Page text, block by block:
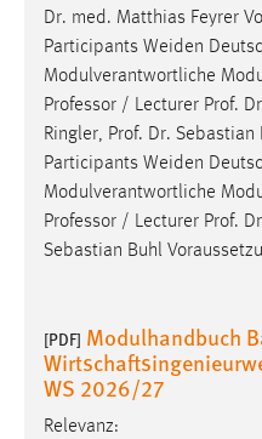
Dr. med. Matthias Feyrer
Participants Weiden
Modulverantwortliche
Professor / Lecturer Prof.
Ringler, Prof. Dr. Sebastian
Participants Weiden
Modulverantwortliche
Professor / Lecturer Prof.
Sebastian Buhl
[PDF] Modulhandbuch
WS 2026/27
Relevanz: